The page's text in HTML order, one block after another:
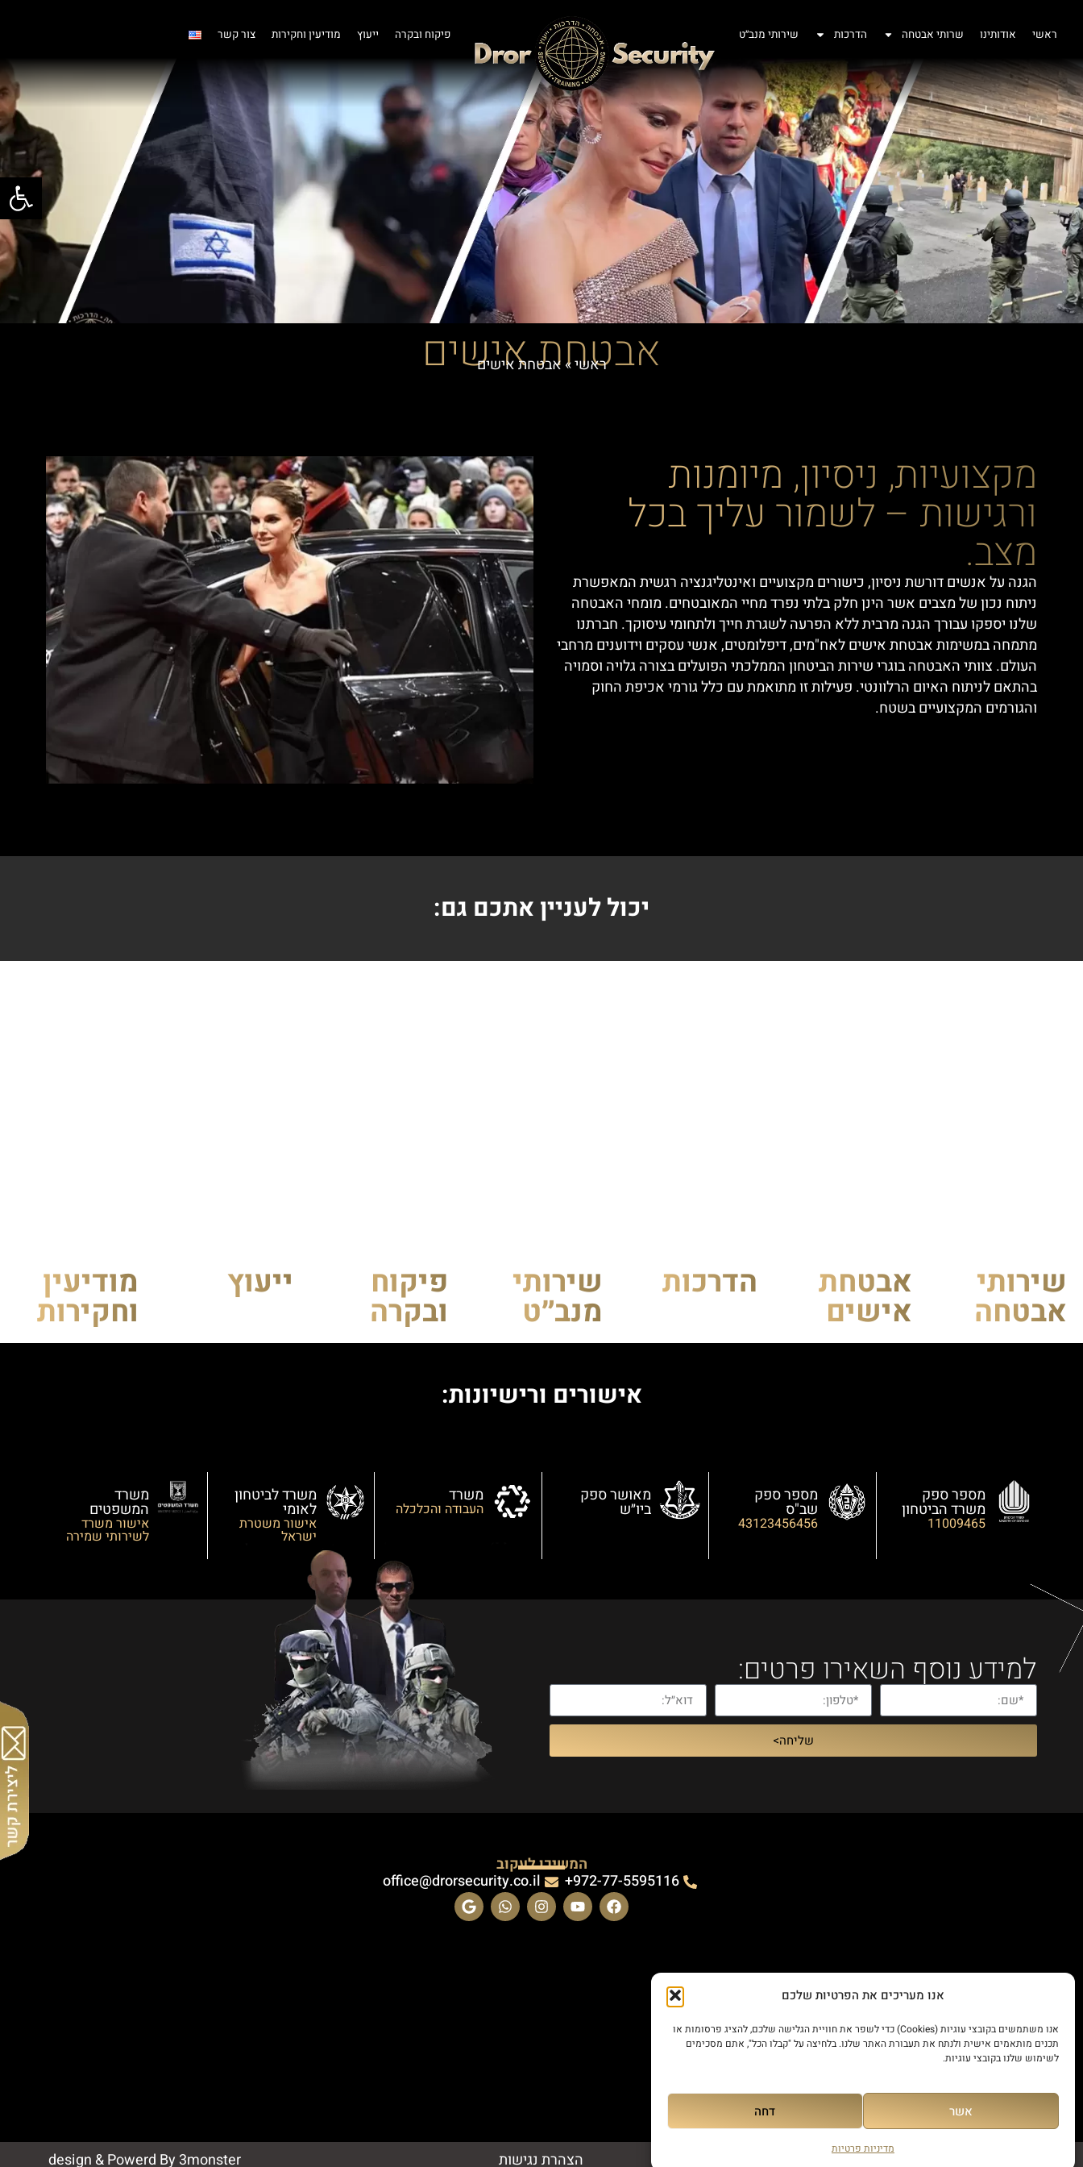
פתח
אנו מעריכים את הפרטיות שלכם
אנו משתמשים בקובצי עוגיות (Cookies) כדי לשפר את חוויית הגלישה שלכם, להציג פרסומות או
תכנים מותאמים אישית ולנתח את תעבורת האתר שלנו. בלחיצה על "קבלו הכל", אתם מסכימים
לשימוש שלנו בקובצי עוגיות.
אשר דחה
מדיניות פרטיות
ראשי אודותינו שרותי אבטחה הדרכות שירותי מנב״ט פיקוח ובקרה ייעוץ מודיעין וחקירות צור קשר
אבטחת אישים
ראשי» אבטחת אישים
מקצועיות, ניסיון, מיומנות
ורגישות – לשמור עליך בכל
מצב.
הגנה על אנשים דורשת ניסיון, כישורים מקצועיים ואינטליגנציה רגשית המאפשרת
ניתוח נכון של מצבים אשר הינן חלק בלתי נפרדמחייהמאובטחים. מומחיהאבטחה
שלנויספקועבורךהגנה מרביתללא הפרעהלשגרתחייךולתחומיעיסוקך. חברתנו
מתמחה במשימותאבטחת אישים לאח"מים,דיפלומטים, אנשי עסקים וידוענים מרחבי
העולם. צוותי האבטחהבוגרי שירות הביטחון הממלכתיהפועלים בצורה גלויה וסמויה
בהתאםלניתוח האיום הרלוונטי. פעילות זו מתואמת עם כלל גורמי אכיפת החוק
והגורמים המקצועיים בשטח.
יכול לעניין אתכם גם:
שירותי
אבטחה
אבטחת
אישים
הדרכות שירותי
מנב״ט
פיקוח
ובקרה
ייעוץ מודיעין
וחקירות
אישורים ורישיונות:
מספר ספק
משרד הביטחון
11009465
מספר ספק
שב"ס
43123456456
מאושר ספק
ביו״ש
משרד
העבודה והכלכלה
משרד לביטחון
לאומי
אישור משטרת
ישראל
משרד
המשפטים
אישור משרד
לשירותי שמירה
למידע נוסף השאירו פרטים:
שליחה>
המשיכו לעקוב
972-77-5595116+
office@drorsecurity.co.il
הצהרת נגישות design & Powerd By 3monster